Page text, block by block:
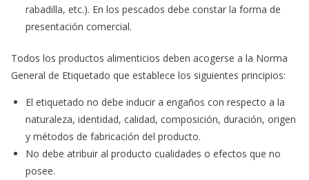
rabadilla, etc.). En los pescados debe constar la forma de
presentación comercial.
Todos los productos alimenticios deben acogerse a la Norma
General de Etiquetado que establece los siguientes principios:
El etiquetado no debe inducir a engaños con respecto a la
naturaleza, identidad, calidad, composición, duración, origen
y métodos de fabricación del producto.
No debe atribuir al producto cualidades o efectos que no
posee.